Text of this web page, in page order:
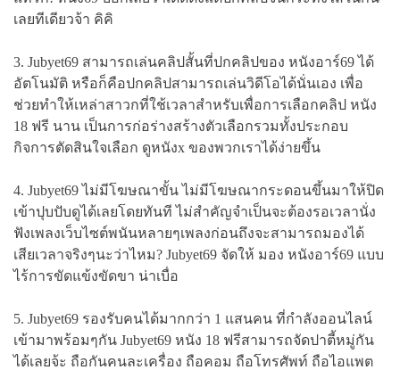
เลยทีเดียวจ้า คิคิ
3. Jubyet69 สามารถเล่นคลิปสั้นที่ปกคลิปของ หนังอาร์69 ได้
อัตโนมัติ หรือก็คือปกคลิปสามารถเล่นวิดีโอได้นั่นเอง เพื่อ
ช่วยทำให้เหล่าสาวกที่ใช้เวลาสำหรับเพื่อการเลือกคลิป หนัง
18 ฟรี นาน เป็นการก่อร่างสร้างตัวเลือกรวมทั้งประกอบ
กิจการตัดสินใจเลือก ดูหนังx ของพวกเราได้ง่ายขึ้น
4. Jubyet69 ไม่มีโฆษณาขั้น ไม่มีโฆษณากระดอนขึ้นมาให้ปิด
เข้าปุบปับดูได้เลยโดยทันที ไม่สำคัญจำเป็นจะต้องรอเวลานั่ง
ฟังเพลงเว็บไซต์พนันหลายๆเพลงก่อนถึงจะสามารถมองได้
เสียเวลาจริงๆนะว่าไหม? Jubyet69 จัดให้ มอง หนังอาร์69 แบบ
ไร้การขัดแข้งขัดขา น่าเบื่อ
5. Jubyet69 รองรับคนได้มากกว่า 1 แสนคน ที่กำลังออนไลน์
เข้ามาพร้อมๆกัน Jubyet69 หนัง 18 ฟรีสามารถจัดปาตี้หมู่กัน
ได้เลยจ้ะ ถือกันคนละเครื่อง ถือคอม ถือโทรศัพท์ ถือไอแพต